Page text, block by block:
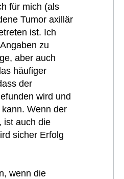
für mich (als
Tumor axillär
ist. Ich
zu
aber auch
häufiger
der
wird und
Wenn der
ist auch die
sicher Erfolg
wenn die